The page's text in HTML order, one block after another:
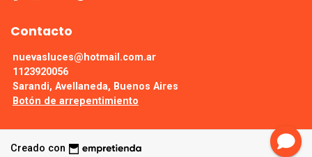
Contacto
nuevasluces@hotmail.com.ar
1123920056
Sarandi, Avellaneda, Buenos Aires
Botón de arrepentimiento
Creado con